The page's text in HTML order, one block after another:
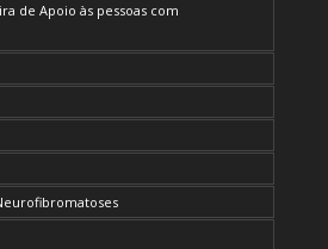
de Apoio às pessoas com